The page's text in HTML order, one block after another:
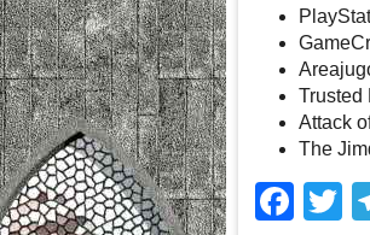
Trusted
Attack
The